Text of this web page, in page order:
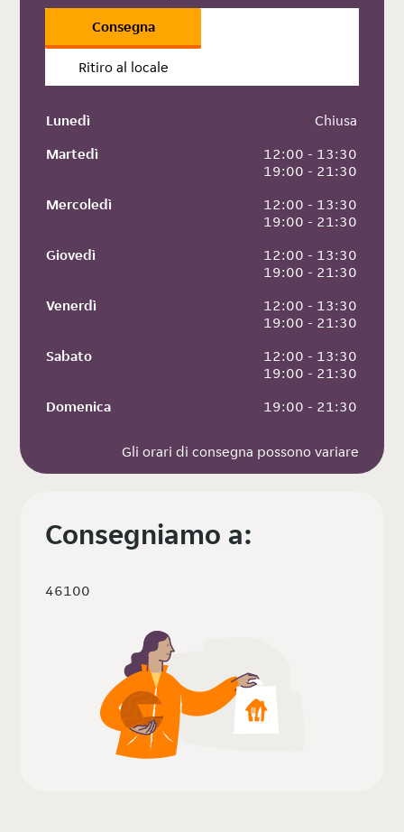
Consegna
Ritiro al locale
Lunedì
Chiusa
Martedì
12:00 - 13:30
19:00 - 21:30
Mercoledì
12:00 - 13:30
19:00 - 21:30
Giovedì
12:00 - 13:30
19:00 - 21:30
Venerdì
12:00 - 13:30
19:00 - 21:30
Sabato
12:00 - 13:30
19:00 - 21:30
Domenica
19:00 - 21:30
Gli orari di consegna possono variare
Consegniamo a:
46100